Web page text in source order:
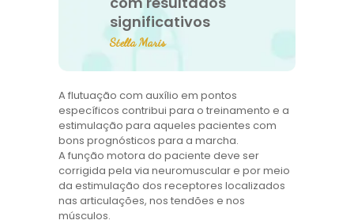
significativos
Stella Maris
A flutuação com auxílio em pontos
específicos contribui para o treinamento e a
estimulação para aqueles pacientes com
bons prognósticos para a marcha.
A função motora do paciente deve ser
corrigida pela via neuromuscular e por meio
da estimulação dos receptores localizados
nas articulações, nos tendões e nos
músculos.